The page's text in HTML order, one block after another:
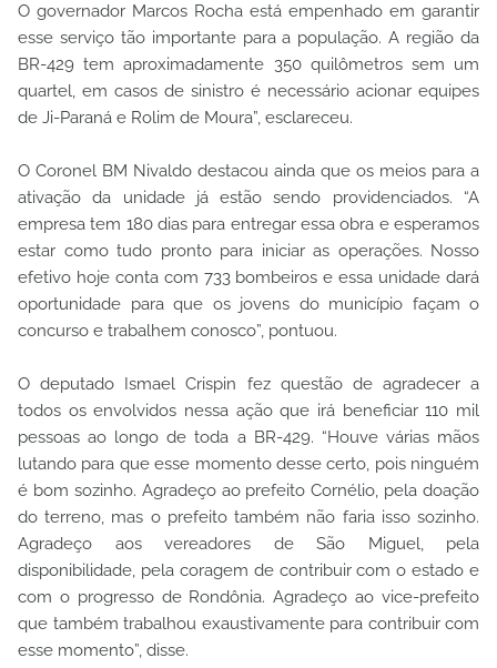
O governador Marcos Rocha está empenhado em garantir
esse serviço tão importante para a população. A região da
BR-429 tem aproximadamente 350 quilômetros sem um
quartel, em casos de sinistro é necessário acionar equipes
de Ji-Paraná e Rolim de Moura”, esclareceu.
O Coronel BM Nivaldo destacou ainda que os meios para a
ativação da unidade já estão sendo providenciados. “A
empresa tem 180 dias para entregar essa obra e esperamos
estar como tudo pronto para iniciar as operações. Nosso
efetivo hoje conta com 733 bombeiros e essa unidade dará
oportunidade para que os jovens do município façam o
concurso e trabalhem conosco”, pontuou.
O deputado Ismael Crispin fez questão de agradecer a
todos os envolvidos nessa ação que irá beneficiar 110 mil
pessoas ao longo de toda a BR-429. “Houve várias mãos
lutando para que esse momento desse certo, pois ninguém
é bom sozinho. Agradeço ao prefeito Cornélio, pela doação
do terreno, mas o prefeito também não faria isso sozinho.
Agradeço aos vereadores de São Miguel, pela
disponibilidade, pela coragem de contribuir com o estado e
com o progresso de Rondônia. Agradeço ao vice-prefeito
que também trabalhou exaustivamente para contribuir com
esse momento”, disse.